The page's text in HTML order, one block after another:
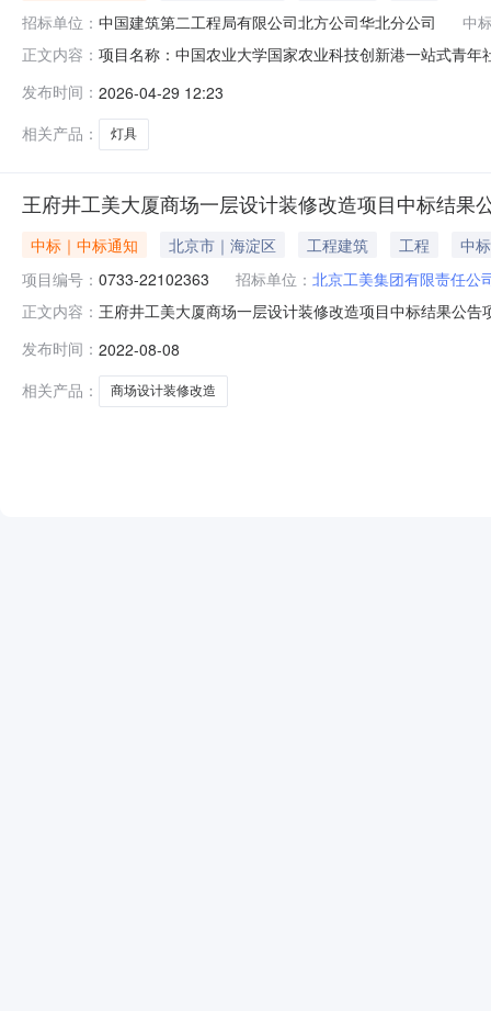
招标单位： 中国建筑第二工程局有限公司北方公司华北分公司
中
正文内容： 项目名称：中国农业大学国家农业科技创新港一站式青
发布时间： 2026-04-29 12:23
相关产品：
灯具
王府井工美大厦商场一层设计装修改造项目中标结果
中标｜中标通知 北京市｜海淀区 工程建筑 工程
中
项目编号： 0733-22102363 招标单位： 北京工美集团有限责任公
正文内容： 王府井工美大厦商场一层设计装修改造项目中标结果公
2,676,207.10元凡对本次公告内容提出询问，请按以下
真：010-68
发布时间： 2022-08-08
相关产品：
商场设计装修改造